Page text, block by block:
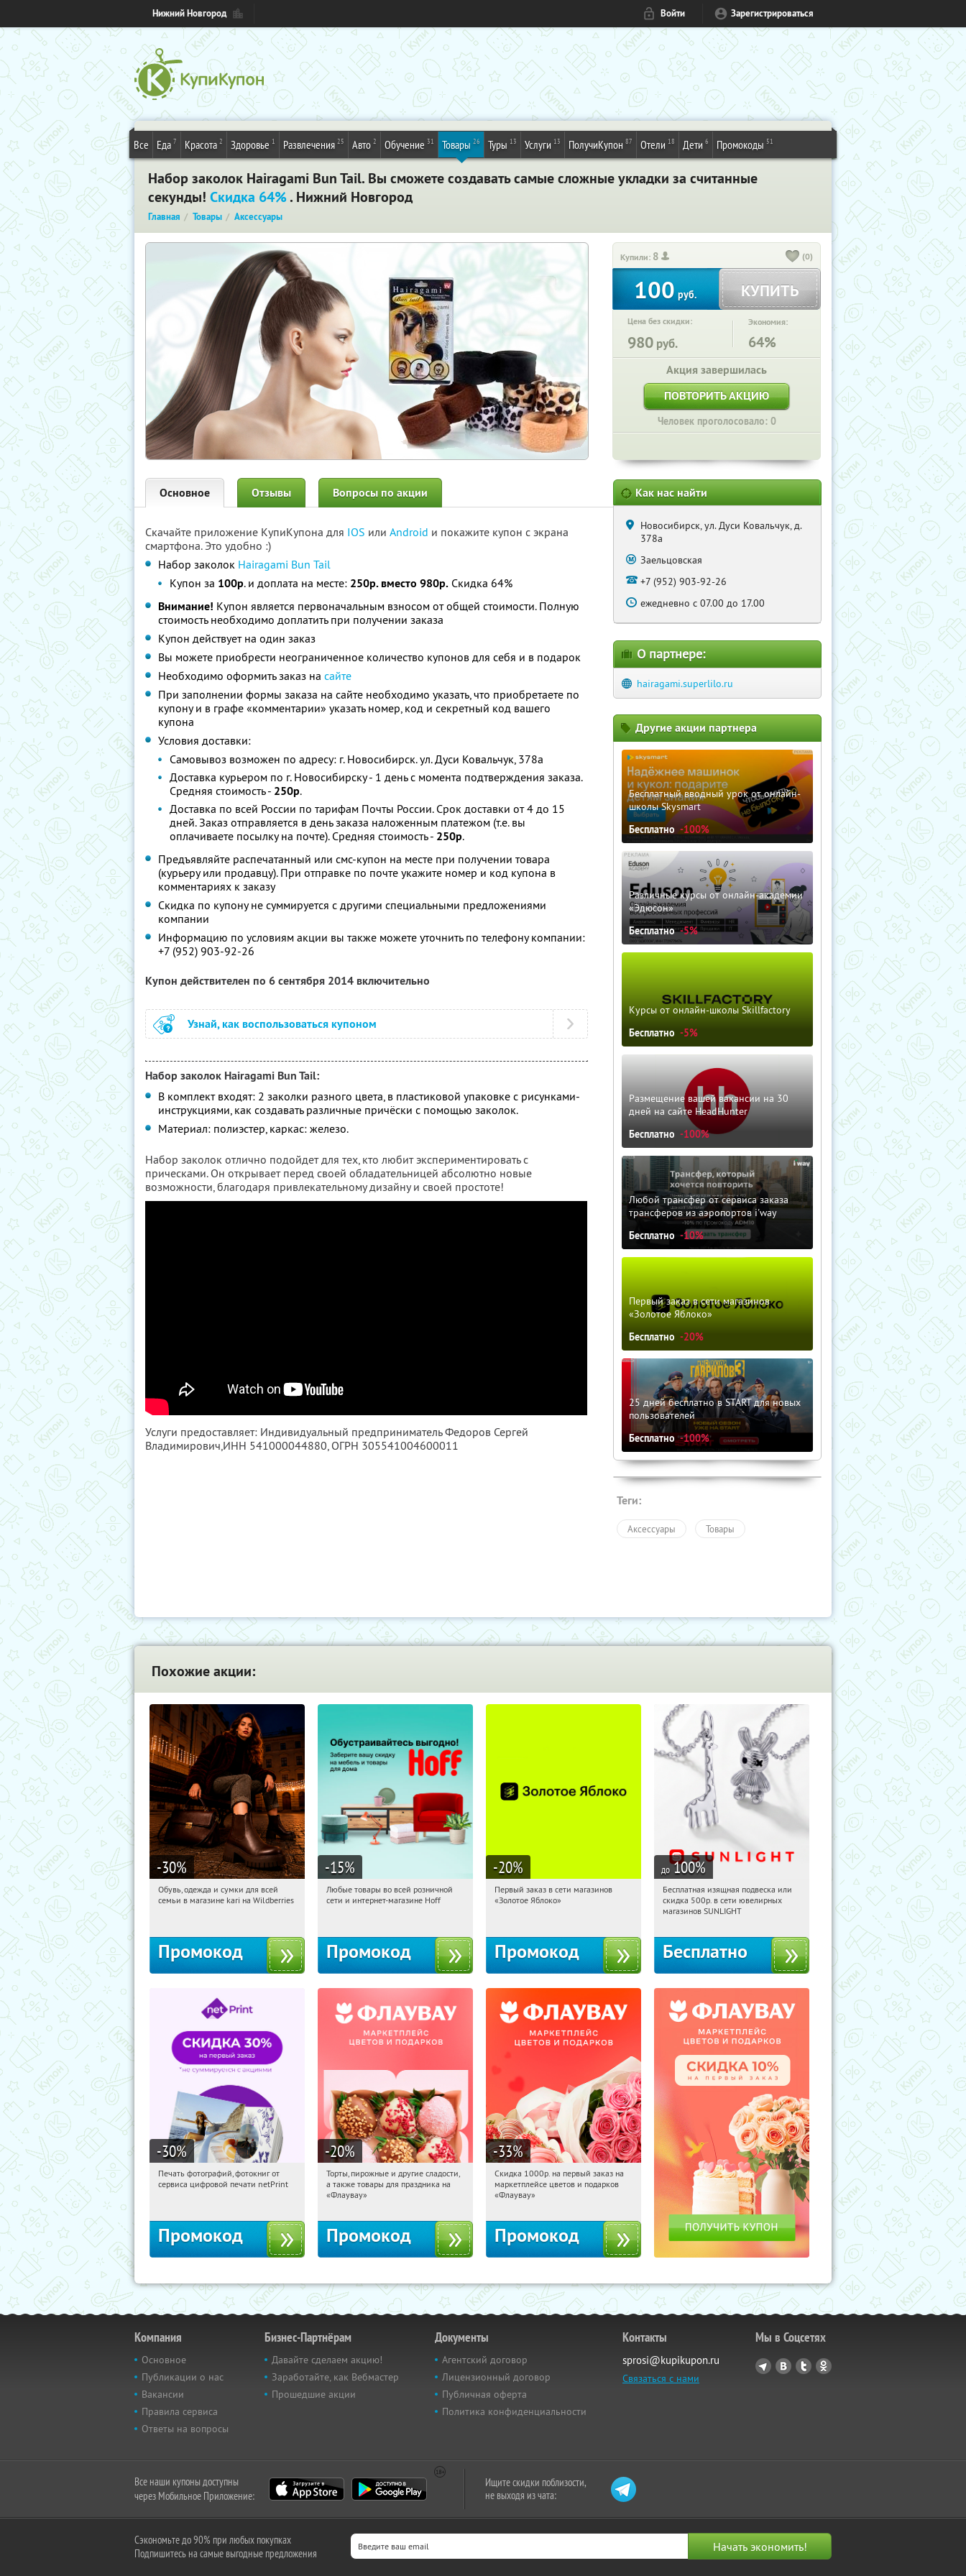
Нижний Новгород Войти Зарегистрироваться
Все Еда 7 Красота 2 Здоровье 1 Развлечения 25 Авто 2 Обучение 31 Товары 26 Туры 13 Услуги 13 ПолучиКупон 87 Отели 18 Дети 6 Промокоды 51
Набор заколок Hairagami Bun Tail. Вы сможете создавать самые сложные укладки за считанные
секунды! Скидка 64%. Нижний Новгород
Главная Товары Аксессуары
Купили: 8 (0)
100 руб. КУПИТЬ
Цена без скидки:
980 руб.
Экономия:
64%
Акция завершилась
ПОВТОРИТЬ АКЦИЮ
Человек проголосовало: 0
Основное Отзывы Вопросы по акции
Скачайте приложение КупиКупона для IOS или Android и покажите купон с экрана
смартфона. Это удобно :)
Набор заколок Hairagami Bun Tail
Купон за 100р. и доплата на месте: 250р. вместо 980р. Скидка 64%
Внимание! Купон является первоначальным взносом от общей стоимости. Полную
стоимость необходимо доплатить при получении заказа
Купон действует на один заказ
Вы можете приобрести неограниченное количество купонов для себя и в подарок
Необходимо оформить заказ на сайте
При заполнении формы заказа на сайте необходимо указать, что приобретаете по
купону и в графе «комментарии» указать номер, код и секретный код вашего
купона
Условия доставки:
Самовывоз возможен по адресу: г. Новосибирск. ул. Дуси Ковальчук, 378а
Доставка курьером по г. Новосибирску - 1 день с момента подтверждения заказа.
Средняя стоимость - 250р.
Доставка по всей России по тарифам Почты России. Срок доставки от 4 до 15
дней. Заказ отправляется в день заказа наложенным платежом (т.е. вы
оплачиваете посылку на почте). Средняя стоимость - 250р.
Предъявляйте распечатанный или смс-купон на месте при получении товара
(курьеру или продавцу). При отправке по почте укажите номер и код купона в
комментариях к заказу
Скидка по купону не суммируется с другими специальными предложениями
компании
Информацию по условиям акции вы также можете уточнить по телефону компании:
+7 (952) 903-92-26
Купон действителен по 6 сентября 2014 включительно
Узнай, как воспользоваться купоном
Набор заколок Hairagami Bun Tail:
В комплект входят: 2 заколки разного цвета, в пластиковой упаковке с рисунками-
инструкциями, как создавать различные причёски с помощью заколок.
Материал: полиэстер, каркас: железо.
Набор заколок отлично подойдет для тех, кто любит экспериментировать с
прическами. Он открывает перед своей обладательницей абсолютно новые
возможности, благодаря привлекательному дизайну и своей простоте!
Услуги предоставляет: Индивидуальный предприниматель Федоров Сергей
Владимирович,ИНН 541000044880, ОГРН 305541004600011
Как нас найти
Новосибирск, ул. Дуси Ковальчук, д.
378а
Заельцовская
+7 (952) 903-92-26
ежедневно с 07.00 до 17.00
О партнере:
hairagami.superlilo.ru
Другие акции партнера
Бесплатный вводный урок от онлайн-
школы Skysmart
Бесплатно -100%
Различные курсы от онлайн-академии
«Эдюсон»
Бесплатно -5%
Курсы от онлайн-школы Skillfactory
Бесплатно -5%
Размещение вашей вакансии на 30
дней на сайте HeadHunter
Бесплатно -100%
Любой трансфер от сервиса заказа
трансферов из аэропортов i'way
Бесплатно -10%
Первый заказ в сети магазинов
«Золотое Яблоко»
Бесплатно -20%
25 дней бесплатно в START для новых
пользователей
Бесплатно -100%
Теги:
Аксессуары Товары
Похожие акции:
-30%
10:28:32 Получили:
Обувь, одежда и сумки для всей
семьи в магазине kari на Wildberries
Промокод
-15%
10:28:32 Получили:
Любые товары во всей розничной
сети и интернет-магазине Hoff
Промокод
-20%
10:28:32
Получи первым!
Первый заказ в сети магазинов
«Золотое Яблоко»
Промокод
до 100%
10:28:32 Получили:
Россия
Бесплатная изящная подвеска или
скидка 500р. в сети ювелирных
магазинов SUNLIGHT
Бесплатно
-30%
10:28:32 Получили:
Печать фотографий, фотокниг от
сервиса цифровой печати netPrint
Промокод
-20%
10:28:32 Получили:
Россия
Торты, пирожные и другие сладости,
а также товары для праздника на
«Флаувау»
Промокод
-33%
10:28:32 Получили:
Россия
Скидка 1000р. на первый заказ на
маркетплейсе цветов и подарков
«Флаувау»
Промокод
Компания
Основное
Публикации о нас
Вакансии
Правила сервиса
Ответы на вопросы
Бизнес-Партнёрам
Давайте сделаем акцию!
Заработайте, как Вебмастер
Прошедшие акции
Документы
Агентский договор
Лицензионный договор
Публичная оферта
Политика конфиденциальности
Контакты
sprosi@kupikupon.ru
Связаться с нами
Мы в Соцсетях
Все наши купоны доступны
через Мобильное Приложение:
Ищите скидки поблизости,
не выходя из чата:
Сэкономьте до 90% при любых покупках
Подпишитесь на самые выгодные предложения